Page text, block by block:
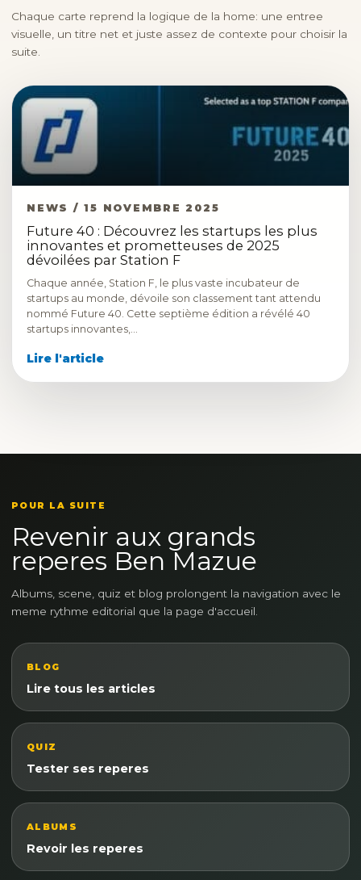
Chaque carte reprend la logique de la home: une entree
visuelle, un titre net et juste assez de contexte pour choisir la
suite.
NEWS / 15 NOVEMBRE 2025
Future 40 : Découvrez les startups les plus
innovantes et prometteuses de 2025
dévoilées par Station F
Chaque année, Station F, le plus vaste incubateur de
startups au monde, dévoile son classement tant attendu
nommé Future 40. Cette septième édition a révélé 40
startups innovantes,…
Lire l'article
POUR LA SUITE
Revenir aux grands
reperes Ben Mazue
Albums, scene, quiz et blog prolongent la navigation avec le
meme rythme editorial que la page d'accueil.
BLOG
Lire tous les articles
QUIZ
Tester ses reperes
ALBUMS
Revoir les reperes